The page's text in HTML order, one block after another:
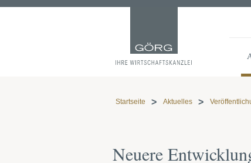
Startseite Aktuelles
Neuere